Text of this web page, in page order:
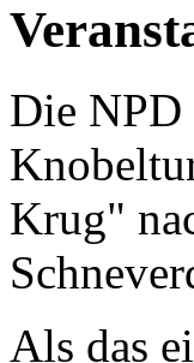
Die NPD
Krug"
Als das